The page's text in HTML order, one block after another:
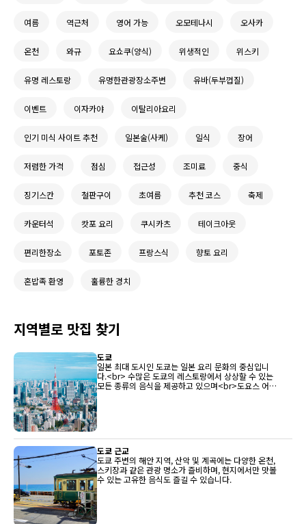
여름 역근처 영어 가능 오모테나시 오사카
온천 와규 요쇼쿠(양식) 위생적인 위스키
유명 레스토랑 유명한관광장소주변 유바(두부껍질)
이벤트 이자카야 이탈리아요리
인기 미식 사이트 추천 일본술(사케) 일식 장어
저렴한 가격 점심 접근성 조미료 중식
징기스칸 철판구이 초여름 추천 코스 축제
카운터석 캇포 요리 쿠시카츠 테이크아웃
편리한장소 포토존 프랑스식 향토 요리
혼밥족 환영 훌륭한 경치
지역별로 맛집 찾기
도쿄
일본 최대 도시인 도쿄는 일본 요리 문화의 중심입니
다.<br> 수많은 도쿄의 레스토랑에서 상상할 수 있는
모든 종류의 음식을 제공하고 있으며<br>도요스 어시
도쿄 근교
도쿄 주변의 해안 지역, 산악 및 계곡에는 다양한 온천,
스키장과 같은 관광 명소가 즐비하며, 현지에서만 맛볼
수 있는 고유한 음식도 즐길 수 있습니다.